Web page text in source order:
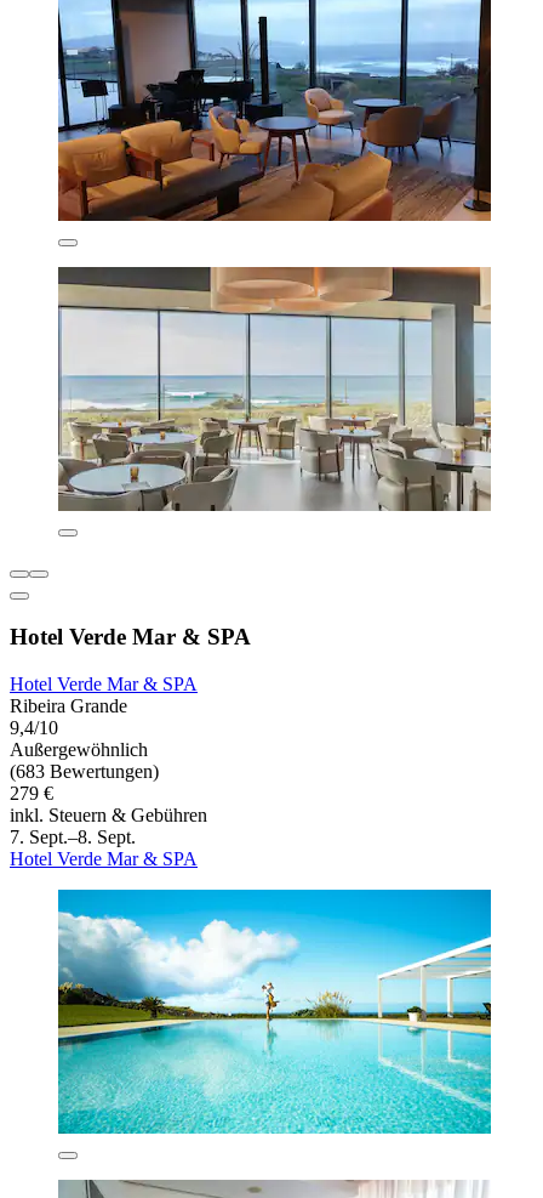
Hotel Verde Mar & SPA
Hotel Verde Mar & SPA
Ribeira Grande
9,4/10
Außergewöhnlich
(683 Bewertungen)
279 €
inkl. Steuern & Gebühren
7. Sept.–8. Sept.
Hotel Verde Mar & SPA